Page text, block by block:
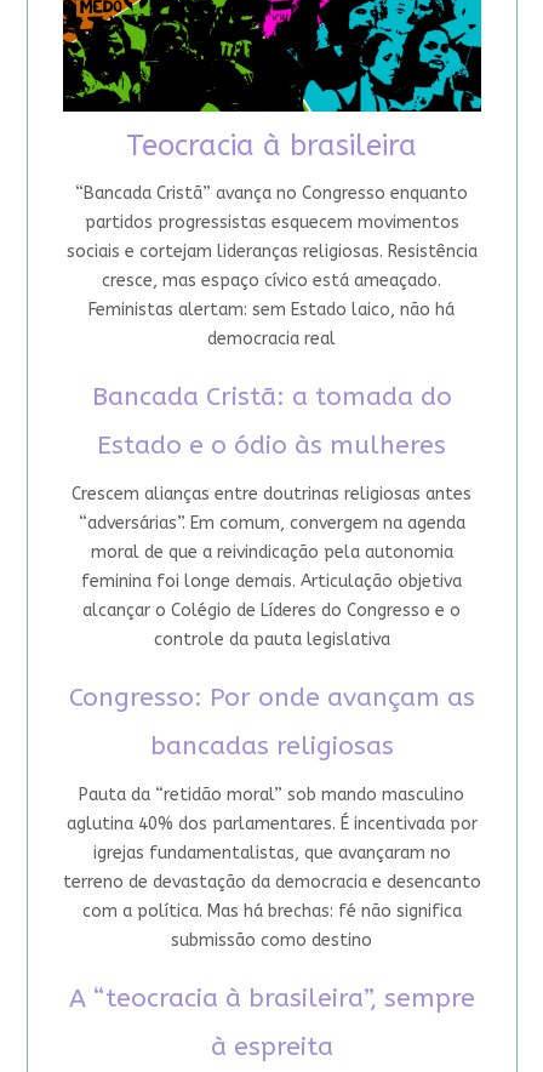
Teocracia à brasileira
“Bancada Cristã” avança no Congresso enquanto
partidos progressistas esquecem movimentos
sociais e cortejam lideranças religiosas. Resistência
cresce, mas espaço cívico está ameaçado.
Feministas alertam: sem Estado laico, não há
democracia real
Bancada Cristã: a tomada do
Estado e o ódio às mulheres
Crescem alianças entre doutrinas religiosas antes
“adversárias”. Em comum, convergem na agenda
moral de que a reivindicação pela autonomia
feminina foi longe demais. Articulação objetiva
alcançar o Colégio de Líderes do Congresso e o
controle da pauta legislativa
Congresso: Por onde avançam as
bancadas religiosas
Pauta da “retidão moral” sob mando masculino
aglutina 40% dos parlamentares. É incentivada por
igrejas fundamentalistas, que avançaram no
terreno de devastação da democracia e desencanto
com a política. Mas há brechas: fé não significa
submissão como destino
A “teocracia à brasileira”, sempre
à espreita